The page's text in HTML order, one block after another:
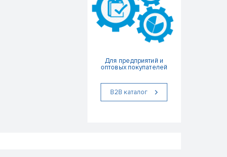
Для предприятий и
оптовых покупателей
В2В каталог